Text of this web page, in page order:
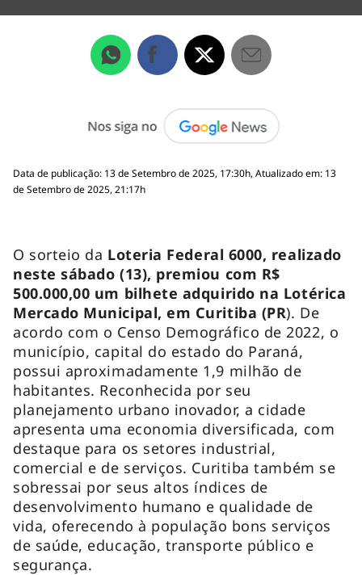
Data de publicação: 13 de Setembro de 2025, 17:30h, Atualizado em: 13
de Setembro de 2025, 21:17h
O sorteio da Loteria Federal 6000, realizado
neste sábado (13), premiou com R$
500.000,00 um bilhete adquirido na Lotérica
Mercado Municipal, em Curitiba (PR). De
acordo com o Censo Demográfico de 2022, o
município, capital do estado do Paraná,
possui aproximadamente 1,9 milhão de
habitantes. Reconhecida por seu
planejamento urbano inovador, a cidade
apresenta uma economia diversificada, com
destaque para os setores industrial,
comercial e de serviços. Curitiba também se
sobressai por seus altos índices de
desenvolvimento humano e qualidade de
vida, oferecendo à população bons serviços
de saúde, educação, transporte público e
segurança.